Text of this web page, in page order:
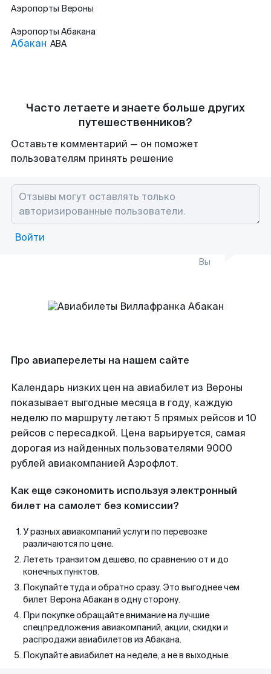
Аэропорты Вероны
Аэропорты Абакана
Абакан ABA
Часто летаете и знаете больше других
путешественников?
Оставьте комментарий — он поможет
пользователям принять решение
Войти
Вы
Про авиаперелеты на нашем сайте
Календарь низких цен на авиабилет из Вероны
показывает выгодные месяца в году, каждую
неделю по маршруту летают 5 прямых рейсов и 10
рейсов с пересадкой. Цена варьируется, самая
дорогая из найденных пользователями 9000
рублей авиакомпанией Аэрофлот.
Как еще сэкономить используя электронный
билет на самолет без комиссии?
У разных авиакомпаний услуги по перевозке
различаются по цене.
Лететь транзитом дешево, по сравнению от и до
конечных пунктов.
Покупайте туда и обратно сразу. Это выгоднее чем
билет Верона Абакан в одну сторону.
При покупке обращайте внимание на лучшие
спецпредложения авиакомпаний, акции, скидки и
распродажи авиабилетов из Абакана.
Покупайте авиабилет на неделе, а не в выходные.